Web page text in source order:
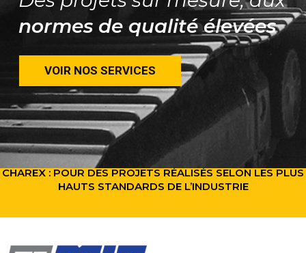
normes de qualité élevées
VOIR NOS SERVICES
CHAREX : POUR DES PROJETS RÉALISÉS SELON LES PLUS
HAUTS STANDARDS DE L’INDUSTRIE